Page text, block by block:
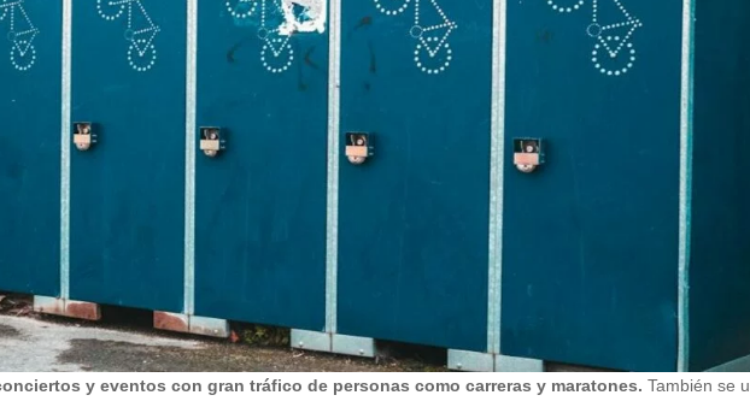
y eventos con gran tráfico de personas como carreras y maratones.También se